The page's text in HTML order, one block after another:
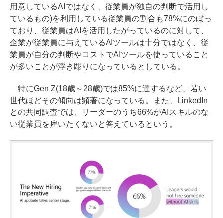
用意しているAIではなく、従業員が独自の判断で活用し
ているもの)を利用している従業員の割合も78%にのぼっ
ており、従業員はAIを活用したがっているのに対して、
企業が従業員に与えているAIツールは十分ではなく、従
業員が自分の判断やコストでAIツールを使っていること
が多いことが浮き彫りになっているとしている。
特にGen Z(18歳～28歳)では85%に達するなど、若い
世代ほどその傾向は顕著になっている。また、LinkedIn
との共同調査では、リーダーのうち66%がAIスキルのな
い従業員を雇いたくないと答えているという。